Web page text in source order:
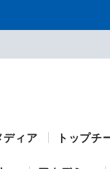
ディア トップチ